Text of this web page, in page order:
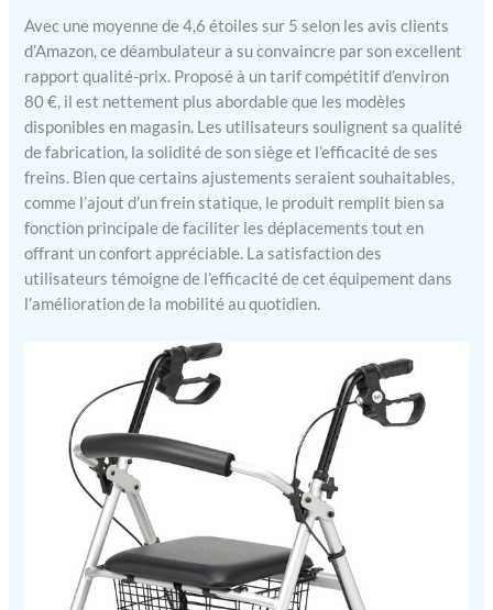
Avec une moyenne de 4,6 étoiles sur 5 selon les avis clients
d’Amazon, ce déambulateur a su convaincre par son excellent
rapport qualité-prix. Proposé à un tarif compétitif d’environ
80 €, il est nettement plus abordable que les modèles
disponibles en magasin. Les utilisateurs soulignent sa qualité
de fabrication, la solidité de son siège et l’efficacité de ses
freins. Bien que certains ajustements seraient souhaitables,
comme l’ajout d’un frein statique, le produit remplit bien sa
fonction principale de faciliter les déplacements tout en
offrant un confort appréciable. La satisfaction des
utilisateurs témoigne de l’efficacité de cet équipement dans
l’amélioration de la mobilité au quotidien.